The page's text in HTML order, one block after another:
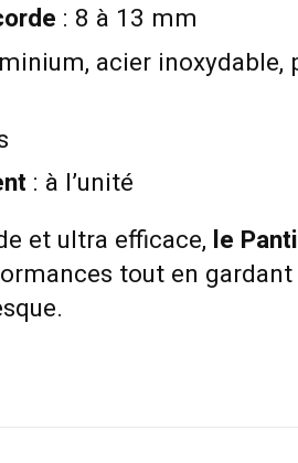
: 8 à 13 mm
acier inoxydable,
: à l’unité
et ultra efficace, le
tout en